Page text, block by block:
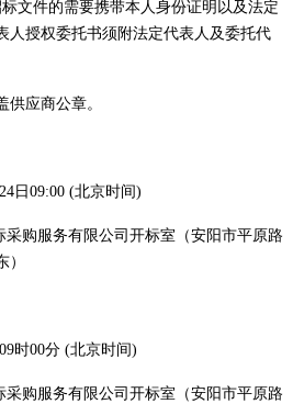
文件的需要携带本人身份证明以及法定
人授权委托书须附法定代表人及委托代
供应商公章。
24 日 09:00 (北京时间)
购服务有限公司 开标室 （安阳市平原路
）
09时00分 (北京时间)
购服务有限公司开标室（安阳市平原路